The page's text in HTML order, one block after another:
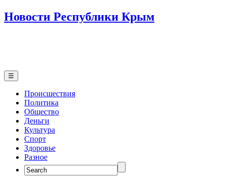
Новости Республики Крым
☰
Происшествия
Политика
Общество
Деньги
Культура
Спорт
Здоровье
Разное
Search
for: